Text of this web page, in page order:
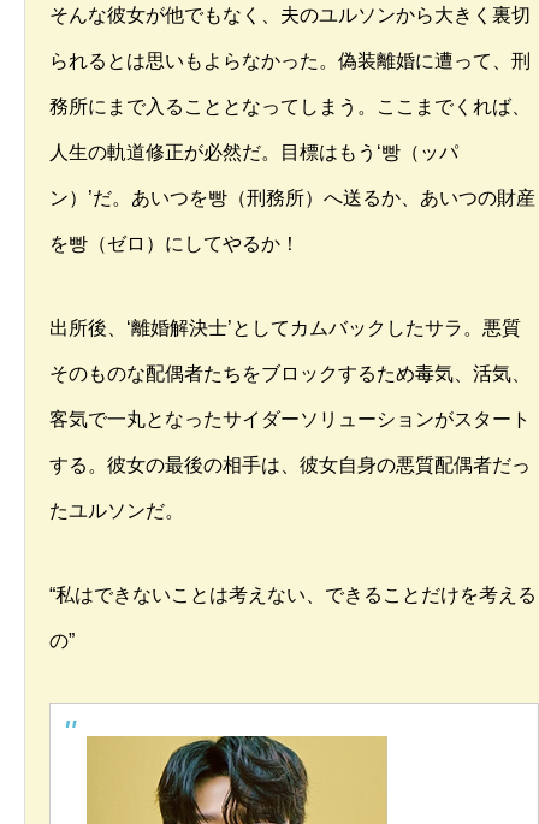
そんな彼女が他でもなく、夫のユルソンから大きく裏切
られるとは思いもよらなかった。偽装離婚に遭って、刑
務所にまで入ることとなってしまう。ここまでくれば、
人生の軌道修正が必然だ。目標はもう‘빵（ッパ
ン）’だ。あいつを빵（刑務所）へ送るか、あいつの財産
を빵（ゼロ）にしてやるか！
出所後、‘離婚解決士’としてカムバックしたサラ。悪質
そのものな配偶者たちをブロックするため毒気、活気、
客気で一丸となったサイダーソリューションがスタート
する。彼女の最後の相手は、彼女自身の悪質配偶者だっ
たユルソンだ。
“私はできないことは考えない、できることだけを考える
の”